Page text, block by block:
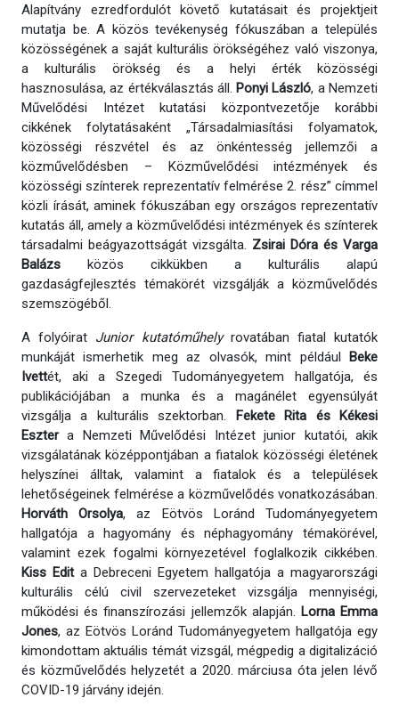
Alapítvány ezredfordulót követő kutatásait és projektjeit
mutatja be. A közös tevékenység fókuszában a település
közösségének a saját kulturális örökségéhez való viszonya,
a kulturális örökség és a helyi érték közösségi
hasznosulása, az értékválasztás áll. Ponyi László, a Nemzeti
Művelődési Intézet kutatási központvezetője korábbi
cikkének folytatásaként „Társadalmiasítási folyamatok,
közösségi részvétel és az önkéntesség jellemzői a
közművelődésben – Közművelődési intézmények és
közösségi színterek reprezentatív felmérése 2. rész” címmel
közli írását, aminek fókuszában egy országos reprezentatív
kutatás áll, amely a közművelődési intézmények és színterek
társadalmi beágyazottságát vizsgálta. Zsirai Dóra és Varga
Balázs közös cikkükben a kulturális alapú
gazdaságfejlesztés témakörét vizsgálják a közművelődés
szemszögéből.
A folyóirat Junior kutatóműhelyrovatában fiatal kutatók
munkáját ismerhetik meg az olvasók, mint például Beke
Ivettét, aki a Szegedi Tudományegyetem hallgatója, és
publikációjában a munka és a magánélet egyensúlyát
vizsgálja a kulturális szektorban. Fekete Rita és Kékesi
Esztera Nemzeti Művelődési Intézet junior kutatói, akik
vizsgálatának középpontjában a fiatalok közösségi életének
helyszínei álltak, valamint a fiatalok és a települések
lehetőségeinek felmérése a közművelődés vonatkozásában.
Horváth Orsolya, az Eötvös Loránd Tudományegyetem
hallgatója a hagyomány és néphagyomány témakörével,
valamint ezek fogalmi környezetével foglalkozik cikkében.
Kiss Edita Debreceni Egyetem hallgatója a magyarországi
kulturális célú civil szervezeteket vizsgálja mennyiségi,
működési és finanszírozási jellemzők alapján. Lorna Emma
Jones, az Eötvös Loránd Tudományegyetem hallgatója egy
kimondottam aktuális témát vizsgál, mégpedig a digitalizáció
és közművelődés helyzetét a 2020. márciusa óta jelen lévő
COVID-19 járvány idején.